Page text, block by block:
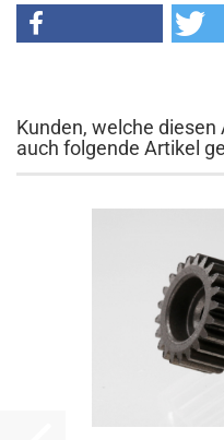
Kunden, welche
auch folgende Artikel